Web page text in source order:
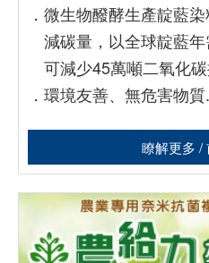
． 微生物醱酵生產靛藍
減碳量，以全球靛藍
可減少45萬噸二氧化
． 環境友善、無危害物
瞭解更多 /